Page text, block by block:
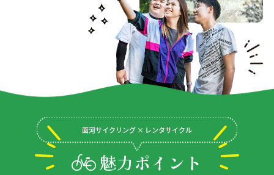
面河サイクリング × レンタサイクル
魅力ポイント